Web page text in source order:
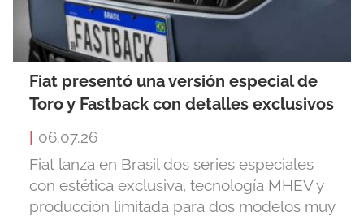
Fiat presentó una versión especial de
Toro y Fastback con detalles exclusivos
| 06.07.26
Fiat lanza en Brasil dos series especiales
con estética exclusiva, tecnología MHEV y
producción limitada para dos modelos muy